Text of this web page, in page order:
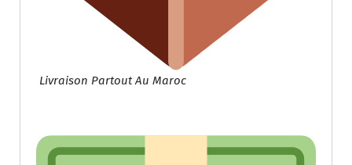
Livraison Partout Au Maroc